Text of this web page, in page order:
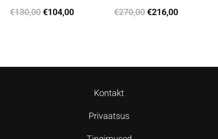
€130,00€104,00
€270,00€216,00
Kontakt
Privaatsus